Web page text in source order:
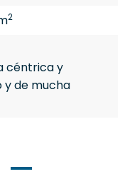
2
céntrica y
y de mucha